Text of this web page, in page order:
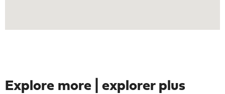
Explore more | explorer plus